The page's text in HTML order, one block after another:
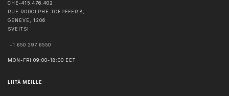
CHE-415.476.402
RUE RODOLPHE-TOEPFFER 8,
GENEVE , 1206
SVEITSI
+1 650 297 6550
MON-FRI 09:00-18:00 EET
LIITÄ MEILLE